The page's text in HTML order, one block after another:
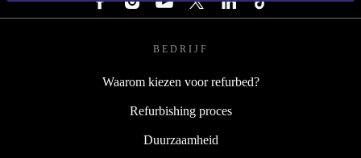
BEDRIJF
Waarom kiezen voor refurbed?
Refurbishing proces
Duurzaamheid